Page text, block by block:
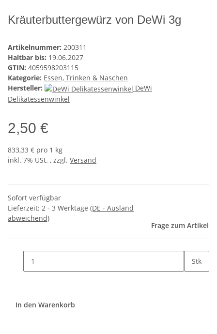
Kräuterbuttergewürz von DeWi 3g
Artikelnummer: 200311
Haltbar bis: 19.06.2027
GTIN: 4059598203115
Kategorie: Essen, Trinken & Naschen
Hersteller:
DeWi
Delikatessenwinkel
2,50 €
833,33 € pro 1 kg
inkl. 7% USt. , zzgl. Versand
Sofort verfügbar
Lieferzeit: 2 - 3 Werktage (DE - Ausland
abweichend)
Frage zum Artikel
Stk
In den Warenkorb